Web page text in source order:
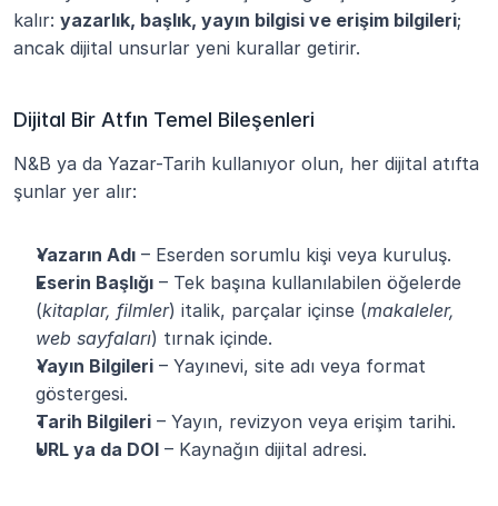
kalır: yazarlık, başlık, yayın bilgisi ve erişim bilgileri;
ancak dijital unsurlar yeni kurallar getirir.
Dijital Bir Atfın Temel Bileşenleri
N&B ya da Yazar-Tarih kullanıyor olun, her dijital atıfta
şunlar yer alır:
Yazarın Adı – Eserden sorumlu kişi veya kuruluş.
Eserin Başlığı – Tek başına kullanılabilen öğelerde
(kitaplar, filmler) italik, parçalar içinse (makaleler,
web sayfaları) tırnak içinde.
Yayın Bilgileri – Yayınevi, site adı veya format
göstergesi.
Tarih Bilgileri – Yayın, revizyon veya erişim tarihi.
URL ya da DOI – Kaynağın dijital adresi.